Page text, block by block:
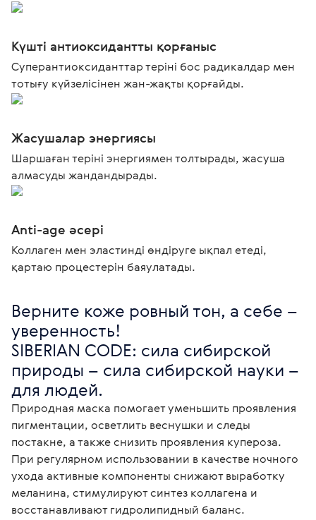
Күшті антиоксидантты қорғаныс
Суперантиоксиданттар теріні бос радикалдар мен
тотығу күйзелісінен жан-жақты қорғайды.
Жасушалар энергиясы
Шаршаған теріні энергиямен толтырады, жасуша
алмасуды жандандырады.
Anti-age әсері
Коллаген мен эластинді өндіруге ықпал етеді,
қартаю процестерін баяулатады.
Верните коже ровный тон, а себе –
уверенность!
SIBERIAN CODE: сила сибирской
природы – сила сибирской науки –
для людей.
Природная маска помогает уменьшить проявления
пигментации, осветлить веснушки и следы
постакне, а также снизить проявления купероза.
При регулярном использовании в качестве ночного
ухода активные компоненты снижают выработку
меланина, стимулируют синтез коллагена и
восстанавливают гидролипидный баланс.